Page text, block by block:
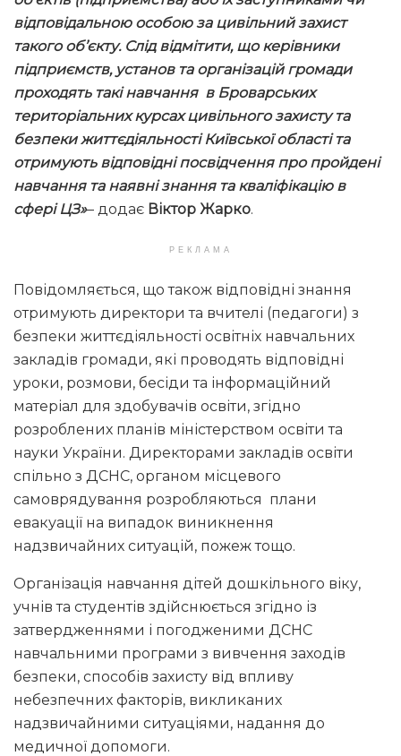
відповідальною особою за цивільний захист
такого об’єкту. Слід відмітити, що керівники
підприємств, установ та організацій громади
проходять такі навчання в Броварських
територіальних курсах цивільного захисту та
безпеки життєдіяльності Київської області та
отримують відповідні посвідчення про пройдені
навчання та наявні знання та кваліфікацію в
сфері ЦЗ»– додає Віктор Жарко.
РЕКЛАМА
Повідомляється, що також відповідні знання
отримують директори та вчителі (педагоги) з
безпеки життєдіяльності освітніх навчальних
закладів громади, які проводять відповідні
уроки, розмови, бесіди та інформаційний
матеріал для здобувачів освіти, згідно
розроблених планів міністерством освіти та
науки України. Директорами закладів освіти
спільно з ДСНС, органом місцевого
самоврядування розробляються плани
евакуації на випадок виникнення
надзвичайних ситуацій, пожеж тощо.
Організація навчання дітей дошкільного віку,
учнів та студентів здійснюється згідно із
затвердженнями і погодженими ДСНС
навчальними програми з вивчення заходів
безпеки, способів захисту від впливу
небезпечних факторів, викликаних
надзвичайними ситуаціями, надання до
медичної допомоги.